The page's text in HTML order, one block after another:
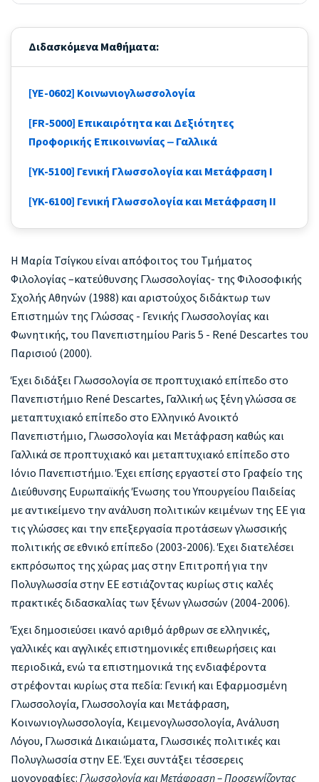
Διδασκόμενα Μαθήματα:
[YE-0602] Κοινωνιογλωσσολογία
[FR-5000] Επικαιρότητα και Δεξιότητες
Προφορικής Επικοινωνίας ‒ Γαλλικά
[YK-5100] Γενική Γλωσσολογία και Μετάφραση Ι
[YK-6100] Γενική Γλωσσολογία και Μετάφραση II
Η Μαρία Τσίγκου είναι απόφοιτος του Τμήματος
Φιλολογίας –κατεύθυνσης Γλωσσολογίας- της Φιλοσοφικής
Σχολής Αθηνών (1988) και αριστούχος διδάκτωρ των
Επιστημών της Γλώσσας - Γενικής Γλωσσολογίας και
Φωνητικής, του Πανεπιστημίου Paris 5 - René Descartes του
Παρισιού (2000).
Έχει διδάξει Γλωσσολογία σε προπτυχιακό επίπεδο στο
Πανεπιστήμιο René Descartes, Γαλλική ως ξένη γλώσσα σε
μεταπτυχιακό επίπεδο στο Ελληνικό Ανοικτό
Πανεπιστήμιο, Γλωσσολογία και Μετάφραση καθώς και
Γαλλικά σε προπτυχιακό και μεταπτυχιακό επίπεδο στο
Ιόνιο Πανεπιστήμιο. Έχει επίσης εργαστεί στο Γραφείο της
Διεύθυνσης Ευρωπαϊκής Ένωσης του Υπουργείου Παιδείας
με αντικείμενο την ανάλυση πολιτικών κειμένων της ΕΕ για
τις γλώσσες και την επεξεργασία προτάσεων γλωσσικής
πολιτικής σε εθνικό επίπεδο (2003-2006). Έχει διατελέσει
εκπρόσωπος της χώρας μας στην Επιτροπή για την
Πολυγλωσσία στην ΕΕ εστιάζοντας κυρίως στις καλές
πρακτικές διδασκαλίας των ξένων γλωσσών (2004-2006).
Έχει δημοσιεύσει ικανό αριθμό άρθρων σε ελληνικές,
γαλλικές και αγγλικές επιστημονικές επιθεωρήσεις και
περιοδικά, ενώ τα επιστημονικά της ενδιαφέροντα
στρέφονται κυρίως στα πεδία: Γενική και Εφαρμοσμένη
Γλωσσολογία, Γλωσσολογία και Μετάφραση,
Κοινωνιογλωσσολογία, Κειμενογλωσσολογία, Ανάλυση
Λόγου, Γλωσσικά Δικαιώματα, Γλωσσικές πολιτικές και
Πολυγλωσσία στην ΕΕ. Έχει συντάξει τέσσερεις
μονογραφίες:Γλωσσολογία και Μετάφραση – Προσεγγίζοντας